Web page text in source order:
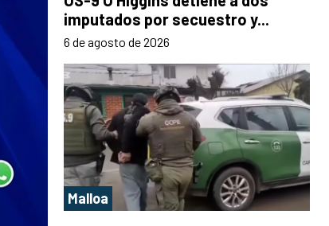
imputados por secuestro y...
6 de agosto de 2026
Malloa